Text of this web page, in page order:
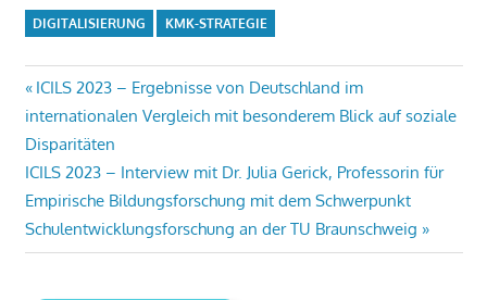
DIGITALISIERUNG KMK-STRATEGIE
Beitragsnavigation
Vorheriger
Beitrag:
ICILS 2023 – Ergebnisse von Deutschland im
internationalen Vergleich mit besonderem Blick auf soziale
Disparitäten
Nächster
Beitrag:
ICILS 2023 – Interview mit Dr. Julia Gerick, Professorin für
Empirische Bildungsforschung mit dem Schwerpunkt
Schulentwicklungsforschung an der TU Braunschweig